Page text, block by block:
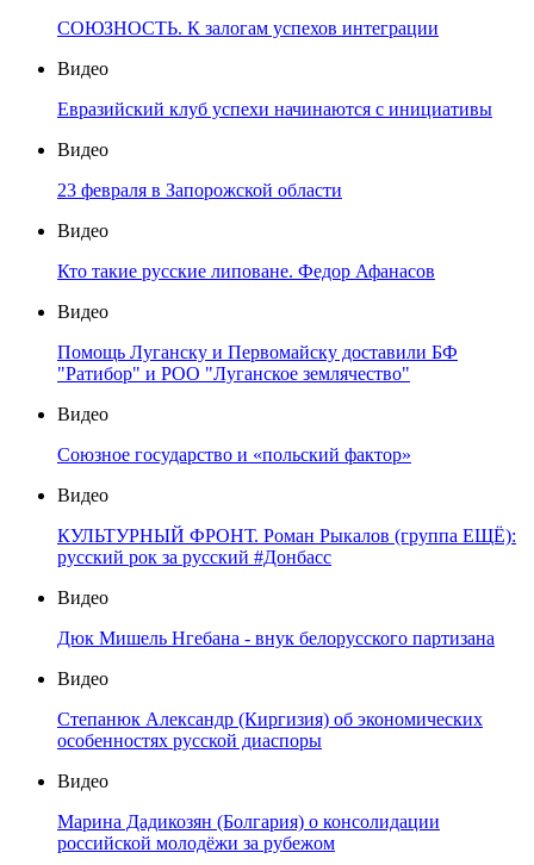
СОЮЗНОСТЬ. К залогам успехов интеграции
Видео
Евразийский клуб успехи начинаются с инициативы
Видео
23 февраля в Запорожской области
Видео
Кто такие русские липоване. Федор Афанасов
Видео
Помощь Луганску и Первомайску доставили БФ
"Ратибор" и РОО "Луганское землячество"
Видео
Союзное государство и «польский фактор»
Видео
КУЛЬТУРНЫЙ ФРОНТ. Роман Рыкалов (группа ЕЩЁ):
русский рок за русский #Донбасс
Видео
Дюк Мишель Нгебана - внук белорусского партизана
Видео
Степанюк Александр (Киргизия) об экономических
особенностях русской диаспоры
Видео
Марина Дадикозян (Болгария) о консолидации
российской молодёжи за рубежом